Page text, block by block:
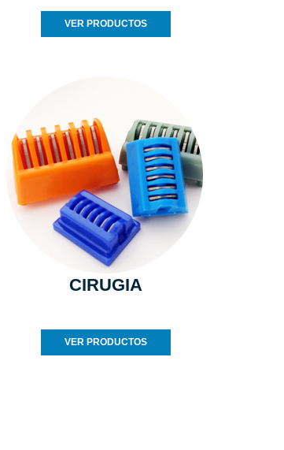
VER PRODUCTOS
CIRUGIA
VER PRODUCTOS